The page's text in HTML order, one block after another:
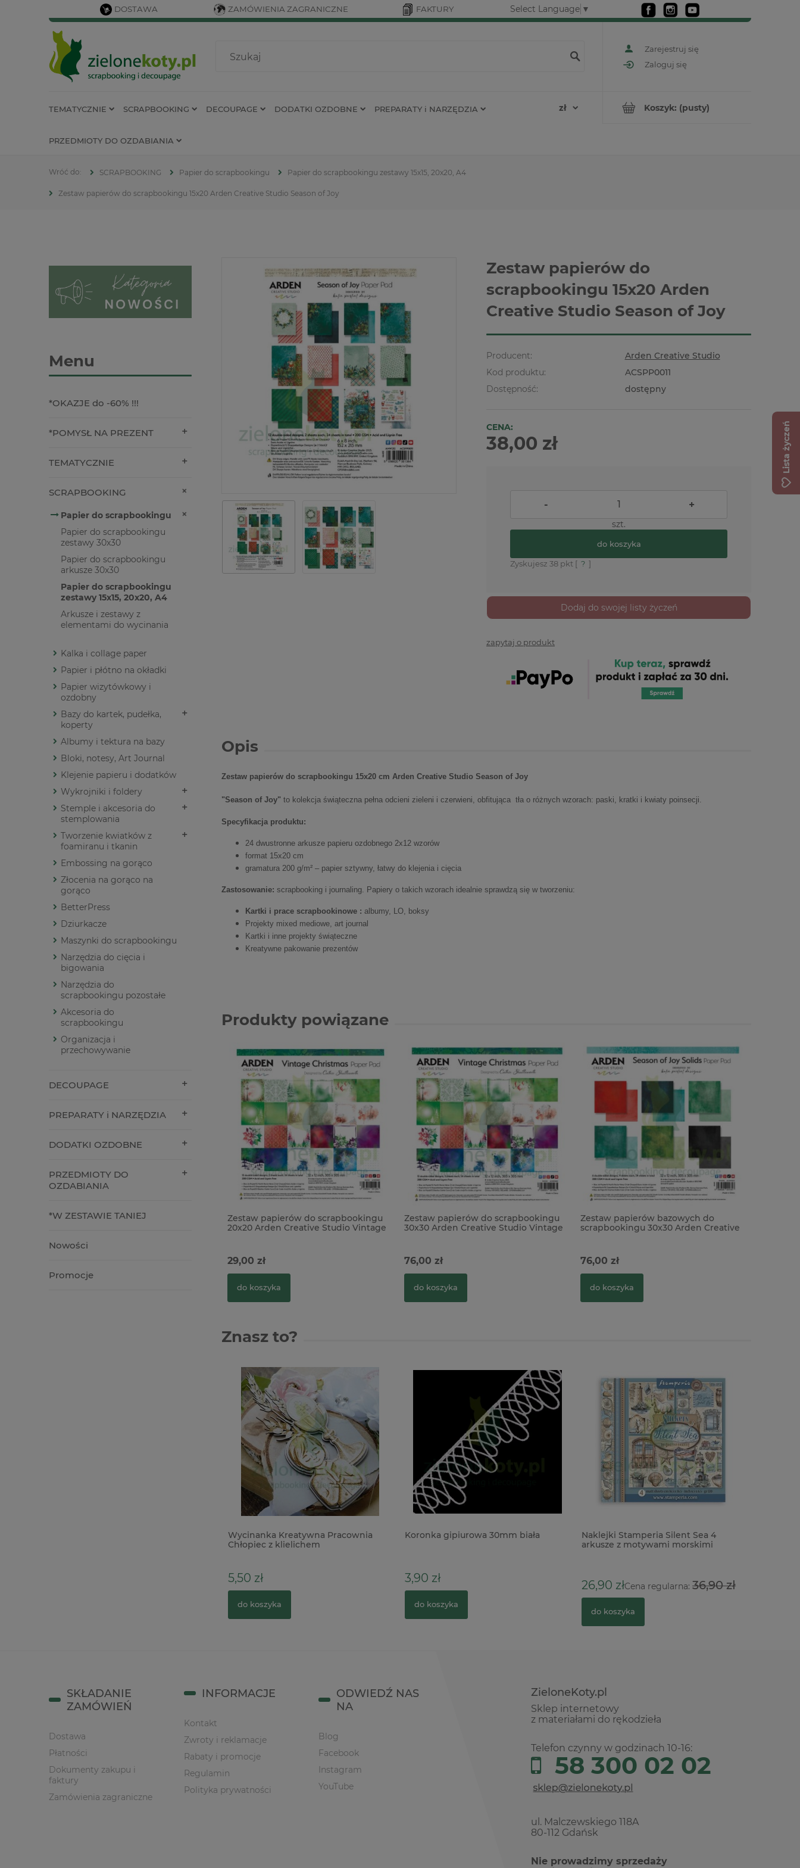
DOSTAWA ZAMÓWIENIA ZAGRANICZNE FAKTURY Select Language ▼
Zarejestruj się
Zaloguj się
Koszyk: (pusty)
TEMATYCZNIE SCRAPBOOKING DECOUPAGE DODATKI OZDOBNE PREPARATY i NARZĘDZIA
PRZEDMIOTY DO OZDABIANIA
SCRAPBOOKING Papier do scrapbookingu Papier do scrapbookingu zestawy 15x15, 20x20, A4
Zestaw papierów do scrapbookingu 15x20 Arden Creative Studio Season of Joy
Menu
*OKAZJE do -60% !!!
*POMYSŁ NA PREZENT
TEMATYCZNIE
SCRAPBOOKING
Papier do scrapbookingu
Papier do scrapbookingu
zestawy 30x30
Papier do scrapbookingu
arkusze 30x30
Papier do scrapbookingu
zestawy 15x15, 20x20, A4
Arkusze i zestawy z
elementami do wycinania
Kalka i collage paper
Papier i płótno na okładki
Papier wizytówkowy i
ozdobny
Bazy do kartek, pudełka,
koperty
Albumy i tektura na bazy
Bloki, notesy, Art Journal
Klejenie papieru i dodatków
Wykrojniki i foldery
Stemple i akcesoria do
stemplowania
Tworzenie kwiatków z
foamiranu i tkanin
Embossing na gorąco
Złocenia na gorąco na
gorąco
BetterPress
Dziurkacze
Maszynki do scrapbookingu
Narzędzia do cięcia i
bigowania
Narzędzia do
scrapbookingu pozostałe
Akcesoria do
scrapbookingu
Organizacja i
przechowywanie
DECOUPAGE
PREPARATY i NARZĘDZIA
DODATKI OZDOBNE
PRZEDMIOTY DO
OZDABIANIA
*W ZESTAWIE TANIEJ
Nowości
Promocje
Zestaw papierów do
scrapbookingu 15x20 Arden
Creative Studio Season of Joy
Producent:
Arden Creative Studio
Kod produktu:
ACSPP0011
Dostępność:
dostępny
CENA:
38,00 zł
- +
szt.
do koszyka
Zyskujesz 38 pkt [ ? ]
Dodaj do swojej listy życzeń
zapytaj o produkt
Opis
Zestaw papierów do scrapbookingu 15x20 cm Arden Creative Studio Season of Joy
"Season of Joy" to kolekcja świąteczna pełna odcieni zieleni i czerwieni, obfitująca tła o różnych wzorach: paski, kratki i kwiaty poinsecji.
Specyfikacja produktu:
24 dwustronne arkusze papieru ozdobnego 2x12 wzorów
format 15x20 cm
gramatura 200 g/m² – papier sztywny, łatwy do klejenia i cięcia
Zastosowanie: scrapbooking i journaling. Papiery o takich wzorach idealnie sprawdzą się w tworzeniu:
Kartki i prace scrapbookinowe : albumy, LO, boksy
Projekty mixed mediowe, art journal
Kartki i inne projekty świąteczne
Kreatywne pakowanie prezentów
Produkty powiązane
Zestaw papierów do scrapbookingu
20x20 Arden Creative Studio Vintage
29,00 zł
do koszyka
Zestaw papierów do scrapbookingu
30x30 Arden Creative Studio Vintage
76,00 zł
do koszyka
Zestaw papierów bazowych do
scrapbookingu 30x30 Arden Creative
76,00 zł
do koszyka
Znasz to?
Wycinanka Kreatywna Pracownia
Chłopiec z klielichem
5,50 zł
do koszyka
Koronka gipiurowa 30mm biała
3,90 zł
do koszyka
Naklejki Stamperia Silent Sea 4
arkusze z motywami morskimi
26,90 złCena regularna:36,90 zł
do koszyka
ZieloneKoty.pl
Sklep internetowy
z materiałami do rękodzieła
Telefon czynny w godzinach 10-16:
58 300 02 02
ul. Malczewskiego 118A
80-112 Gdańsk
Nie prowadzimy sprzedaży
SKŁADANIE
ZAMÓWIEŃ
Dostawa
Płatności
Dokumenty zakupu i
faktury
Zamówienia zagraniczne
INFORMACJE
Kontakt
Zwroty i reklamacje
Rabaty i promocje
Regulamin
Polityka prywatności
ODWIEDŹ NAS
NA
Blog
Facebook
Instagram
YouTube
Lista życzeń